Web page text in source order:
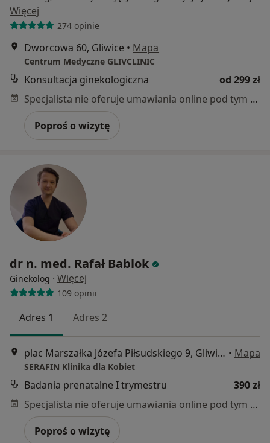
Więcej
274 opinie
Dworcowa 60, Gliwice • Mapa
Centrum Medyczne GLIVCLINIC
Konsultacja ginekologiczna
od 299 zł
Specjalista nie oferuje umawiania online pod tym adresem.
Poproś o wizytę
dr n. med. Rafał Bablok
Ginekolog · Więcej
109 opinii
Adres 1 Adres 2
plac Marszałka Józefa Piłsudskiego 9, Gliwice • Mapa
SERAFIN Klinika dla Kobiet
Badania prenatalne I trymestru
390 zł
Specjalista nie oferuje umawiania online pod tym adresem.
Poproś o wizytę